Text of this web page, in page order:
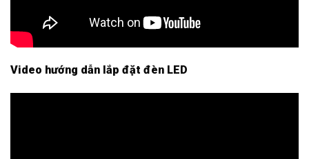
Video hướng dẫn lắp đặt đèn LED